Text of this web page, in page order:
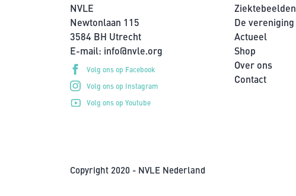
NVLE
Newtonlaan 115
3584 BH Utrecht
E-mail: info@nvle.org
Volg ons op Facebook
Volg ons op Instagram
Volg ons op Youtube
Ziektebeelden
De vereniging
Actueel
Shop
Over ons
Contact
Copyright 2020 - NVLE Nederland